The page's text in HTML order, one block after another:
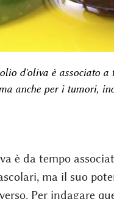
d'oliva è associato
anche per i tumori,
è da tempo
ma il suo
Per indagare